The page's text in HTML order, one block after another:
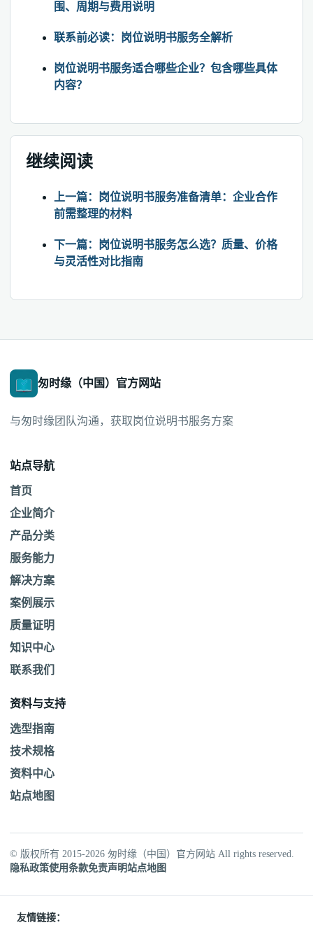
围、周期与费用说明
联系前必读：岗位说明书服务全解析
岗位说明书服务适合哪些企业？包含哪些具体
内容？
继续阅读
上一篇：岗位说明书服务准备清单：企业合作
前需整理的材料
下一篇：岗位说明书服务怎么选？质量、价格
与灵活性对比指南
匆时缘（中国）官方网站
与匆时缘团队沟通，获取岗位说明书服务方案
站点导航
首页
企业简介
产品分类
服务能力
解决方案
案例展示
质量证明
知识中心
联系我们
资料与支持
选型指南
技术规格
资料中心
站点地图
© 版权所有 2015-2026 匆时缘（中国）官方网站 All rights reserved.
隐私政策使用条款免责声明站点地图
友情链接：